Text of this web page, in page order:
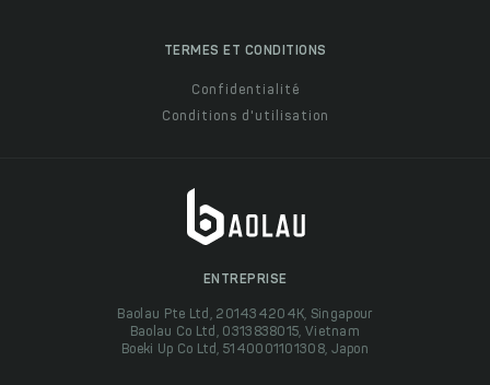
TERMES ET CONDITIONS
Confidentialité
Conditions d'utilisation
ENTREPRISE
Baolau Pte Ltd, 201434204K, Singapour
Baolau Co Ltd, 0313838015, Vietnam
Boeki Up Co Ltd, 5140001101308, Japon